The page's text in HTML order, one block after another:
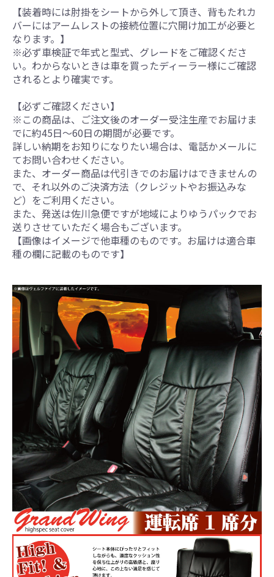
【装着時には肘掛をシートから外して頂き、背もたれカ
バーにはアームレストの接続位置に穴開け加工が必要と
なります。】
※必ず車検証で年式と型式、グレードをご確認くださ
い。わからないときは車を買ったディーラー様にご確認
されるとより確実です。
【必ずご確認ください】
※この商品は、ご注文後のオーダー受注生産でお届けま
でに約45日～60日の期間が必要です。
詳しい納期をお知りになりたい場合は、電話かメールに
てお問い合わせください。
また、オーダー商品は代引きでのお届けはできませんの
で、それ以外のご決済方法（クレジットやお振込みな
ど）をご利用ください。
また、発送は佐川急便ですが地域によりゆうパックでお
送りさせていただく場合もございます。
【画像はイメージで他車種のものです。お届けは適合車
種の欄に記載のものです】